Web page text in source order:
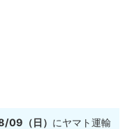
（日） にヤマト運輸